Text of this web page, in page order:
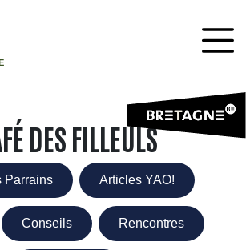
DES FILLEULS
Parrains Articles YAO!
Conseils Rencontres